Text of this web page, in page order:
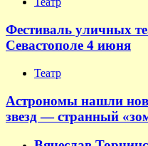
Фестиваль уличных
Севастополе 4 июня
Театр
Астрономы нашли
звезд — странный